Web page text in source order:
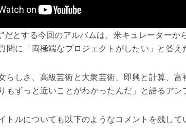
だとする今回のアルバムは、米キュレーター
問に「両極端なプロジェクトがしたい」と答え
らしさ、高級芸術と大衆芸術、即興と計算、
もずっと近いことがわかったんだ」と語るアン
トルについても以下のようなコメントを残して